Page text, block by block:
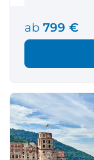
ab 799 €